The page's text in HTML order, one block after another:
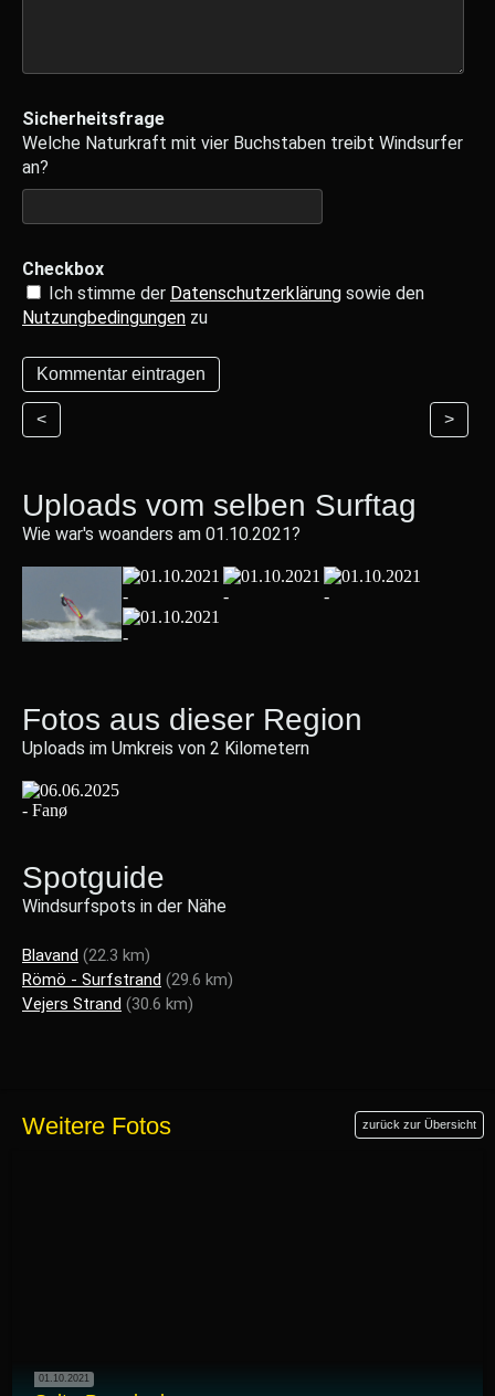
Sicherheitsfrage
Welche Naturkraft mit vier Buchstaben treibt Windsurfer
an?
Checkbox
Ich stimme der Datenschutzerklärung sowie den
Nutzungbedingungen zu
< >
Uploads vom selben Surftag
Wie war's woanders am 01.10.2021?
Fotos aus dieser Region
Uploads im Umkreis von 2 Kilometern
Spotguide
Windsurfspots in der Nähe
Blavand (22.3 km)
Römö - Surfstrand (29.6 km)
Vejers Strand (30.6 km)
Weitere Fotos zurück zur Übersicht
01.10.2021